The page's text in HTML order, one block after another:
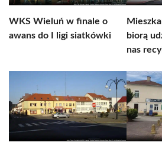
WKS Wieluń w finale o
awans do I ligi siatkówki
biorą
nas